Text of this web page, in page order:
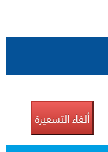
ألغاء التسعيرة